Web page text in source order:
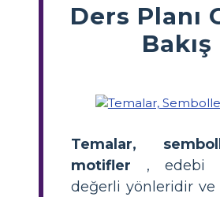
Ders Planı
Bakış
Temalar,
motifler , edebi
değerli yönleridir ve